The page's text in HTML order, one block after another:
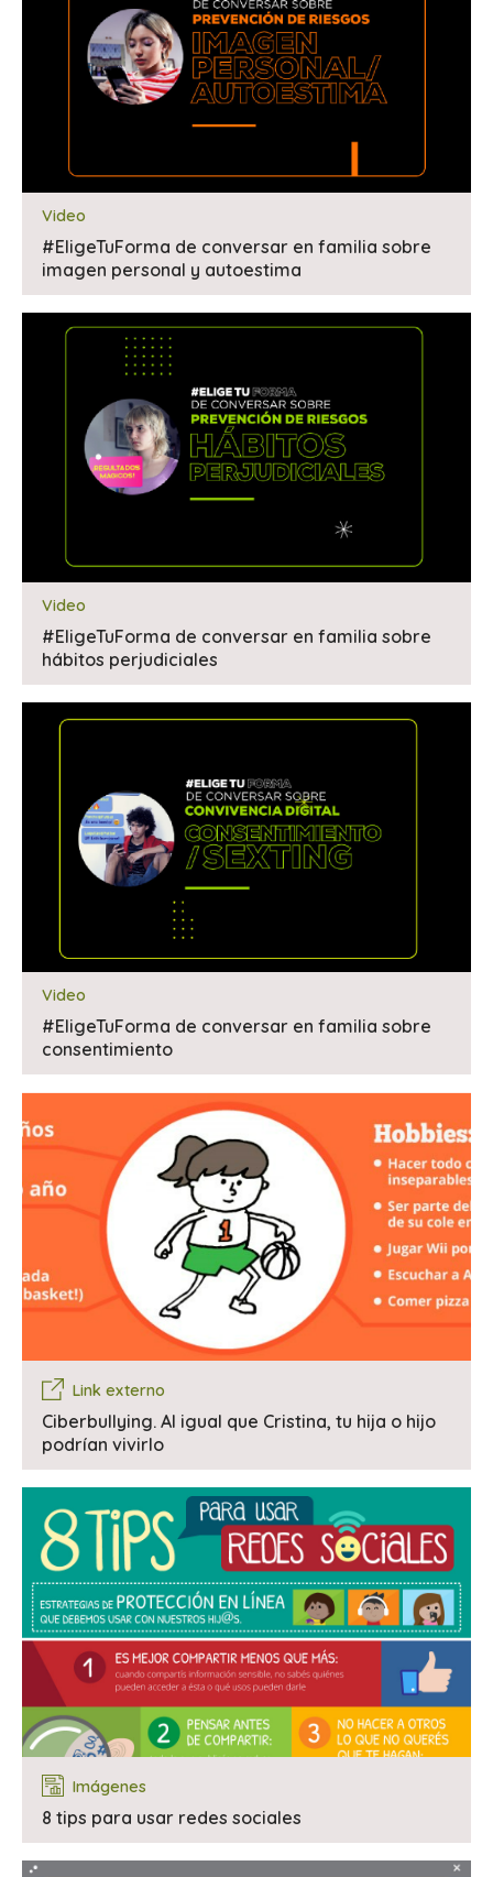
Video
#EligeTuForma de conversar en familia sobre
imagen personal y autoestima
Video
#EligeTuForma de conversar en familia sobre
hábitos perjudiciales
Video
#EligeTuForma de conversar en familia sobre
consentimiento
Link externo
Ciberbullying. Al igual que Cristina, tu hija o hijo
podrían vivirlo
Imágenes
8 tips para usar redes sociales